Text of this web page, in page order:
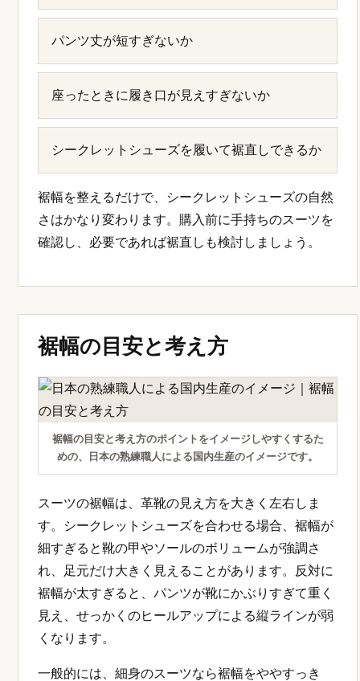
パンツ丈が短すぎないか
座ったときに履き口が見えすぎないか
シークレットシューズを履いて裾直しできるか
裾幅を整えるだけで、シークレットシューズの自然
さはかなり変わります。購入前に手持ちのスーツを
確認し、必要であれば裾直しも検討しましょう。
裾幅の目安と考え方
裾幅の目安と考え方のポイントをイメージしやすくするた
めの、日本の熟練職人による国内生産のイメージです。
スーツの裾幅は、革靴の見え方を大きく左右しま
す。シークレットシューズを合わせる場合、裾幅が
細すぎると靴の甲やソールのボリュームが強調さ
れ、足元だけ大きく見えることがあります。反対に
裾幅が太すぎると、パンツが靴にかぶりすぎて重く
見え、せっかくのヒールアップによる縦ラインが弱
くなります。
一般的には、細身のスーツなら裾幅をややすっき